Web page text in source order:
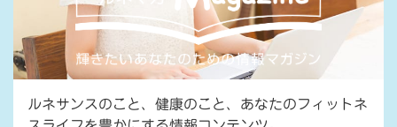
ルネサンスのこと、健康のこと、あなたのフィットネ